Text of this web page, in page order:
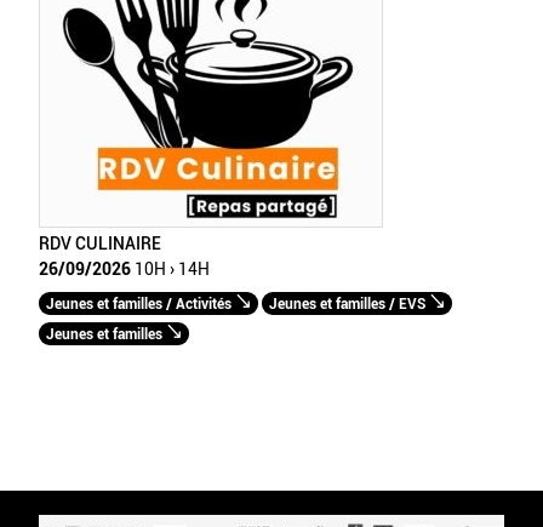
RDV CULINAIRE
26/09/2026 10H › 14H
Jeunes et familles / Activités
Jeunes et familles / EVS
Jeunes et familles